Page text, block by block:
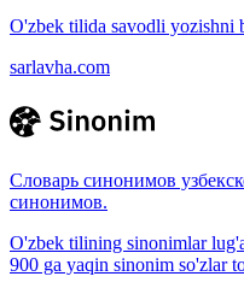
O'zbek tilida savodli yozishni
sarlavha.com
Словарь синонимов
синонимов.
O'zbek tilining sinonimlar
900 ga yaqin sinonim so'zlar